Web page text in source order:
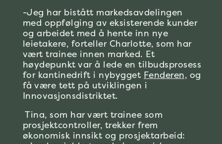
-Jeg har bistått markedsavdelingen
med oppfølging av eksisterende kunder
og arbeidet med å hente inn nye
leietakere, forteller Charlotte, som har
vært trainee innen marked. Et
høydepunkt var å lede en tilbudsprosess
for kantinedrift i nybygget Fenderen, og
få være tett på utviklingen i
Innovasjonsdistriktet.
Tina, som har vært trainee som
prosjektcontroller, trekker frem
økonomisk innsikt og prosjektarbeid: